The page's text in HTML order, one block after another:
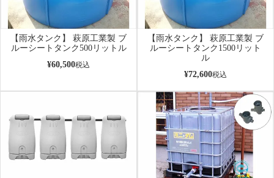
【雨水タンク】 萩原工業製 ブ
ルーシートタンク500リットル
¥60,500税込
【雨水タンク】 萩原工業製 ブ
ルーシートタンク1500リット
ル
¥72,600税込